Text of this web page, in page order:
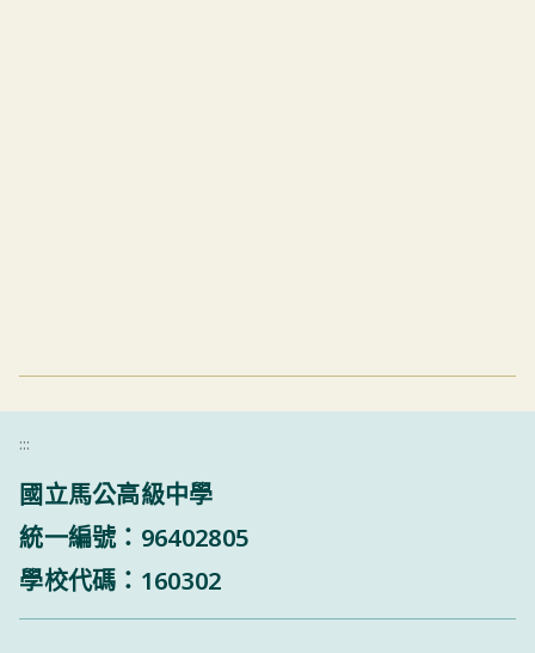
:::
國立馬公高級中學
統一編號：96402805
學校代碼：160302